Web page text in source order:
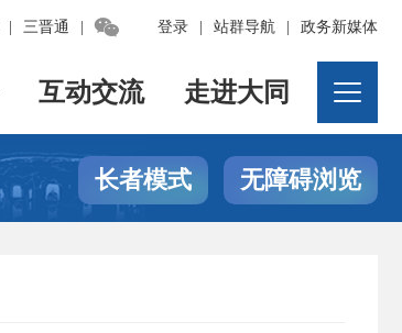
登录 站群导航 政务新媒体
三晋通 
互动交流 走进大同
长者模式 无障碍浏览